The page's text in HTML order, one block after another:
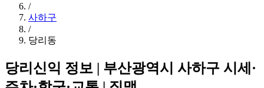
/
사하구
/
당리동
당리신익 정보 | 부산광역시 사하구 시세·